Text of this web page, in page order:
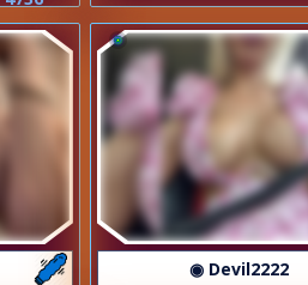
◉ Devil2222